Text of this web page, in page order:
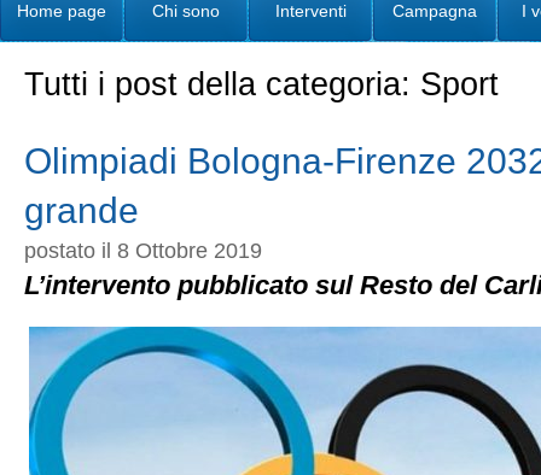
Home page Chi sono Interventi Campagna I
Tutti i post della categoria: Sport
Olimpiadi Bologna-Firenze
grande
postato il 8 Ottobre 2019
L’intervento pubblicato sul Resto del